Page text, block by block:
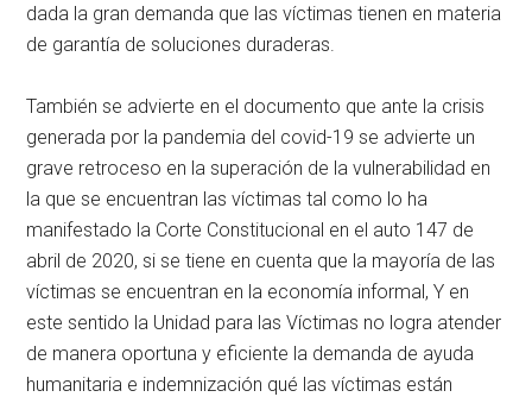
dada la gran demanda que las víctimas tienen en materia
de garantía de soluciones duraderas.
También se advierte en el documento que ante la crisis
generada por la pandemia del covid-19 se advierte un
grave retroceso en la superación de la vulnerabilidad en
la que se encuentran las víctimas tal como lo ha
manifestado la Corte Constitucional en el auto 147 de
abril de 2020, si se tiene en cuenta que la mayoría de las
víctimas se encuentran en la economía informal, Y en
este sentido la Unidad para las Víctimas no logra atender
de manera oportuna y eficiente la demanda de ayuda
humanitaria e indemnización qué las víctimas están